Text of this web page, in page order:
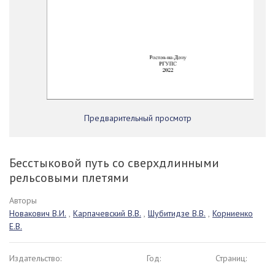
Предварительный просмотр
Бесстыковой путь со сверхдлинными
рельсовыми плетями
Авторы
Новакович В.И. , Карпачевский В.В. , Шубитидзе В.В. , Корниенко
Е.В.
Издательство:
Год:
Страниц: